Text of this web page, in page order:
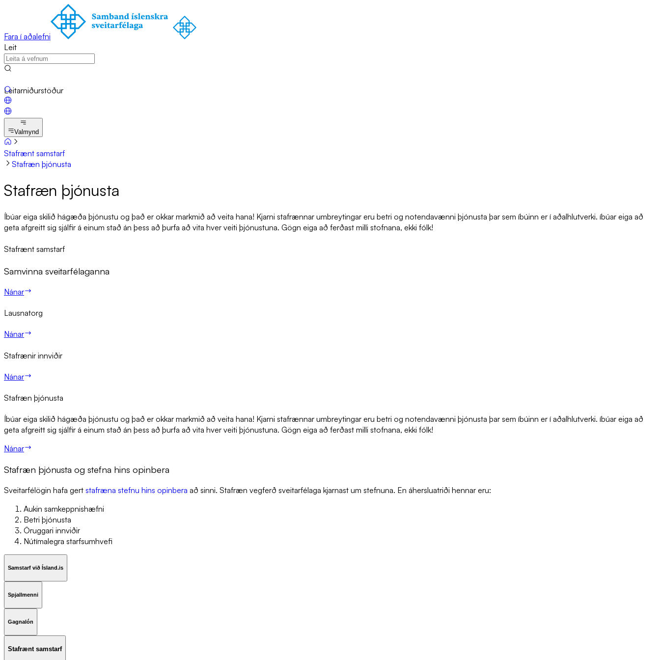
Fara í aðalefni
Leit
Leitarniðurstöður
Valmynd
Stafrænt samstarf
Stafræn þjónusta
Sta­f­ræn þjón­usta
Íbúar eiga skilið hágæða þjónustu og það er okkar markmið að veita hana! Kjarni stafrænnar umbreytingar eru betri og notendavænni þjónusta þar sem íbúinn er í aðalhlutverki. íbúar eiga að
geta afgreitt sig sjálfir á einum stað án þess að þurfa að vita hver veiti þjónustuna. Gögn eiga að ferðast milli stofnana, ekki fólk!
Sta­f­rænt sam­starf
Samvinna sveitarfélaganna
Nánar
Lausna­torg
Nánar
Sta­f­ræn­ir inn­við­ir
Nánar
Sta­f­ræn þjón­usta
Íbúar eiga skilið hágæða þjónustu og það er okkar markmið að veita hana! Kjarni stafrænnar umbreytingar eru betri og notendavænni þjónusta þar sem íbúinn er í aðalhlutverki. íbúar eiga að
geta afgreitt sig sjálfir á einum stað án þess að þurfa að vita hver veiti þjónustuna. Gögn eiga að ferðast milli stofnana, ekki fólk!
Nánar
Stafræn þjónusta og stefna hins opinbera
Sveitarfélögin hafa gert stafræna stefnu hins opinbera að sinni. Stafræn vegferð sveitarfélaga kjarnast um stefnuna. En áhersluatriði hennar eru:
Aukin samkeppnishæfni
Betri þjónusta
Öruggari innviðir
Nútímalegra starfsumhvefi
Samstarf við Ísland.is
Spjallmenni
Gagnalón
Sta­f­rænt sam­starf